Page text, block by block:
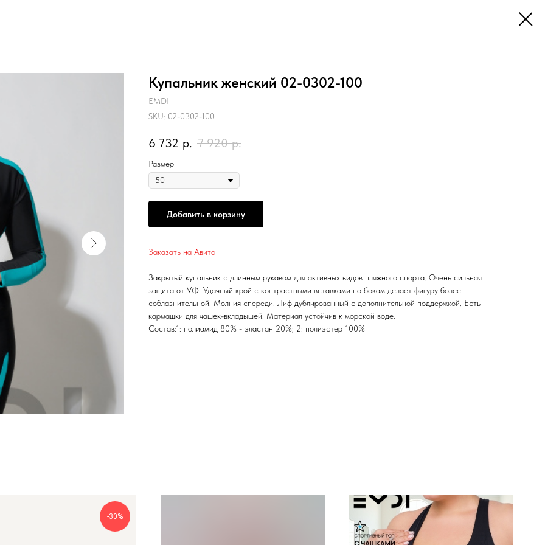
Купальник женский 02-0302-100
EMDI
SKU: 02-0302-100
6 732 р. 7 920 р.
Размер
Добавить в корзину
Заказать на Авито
Закрытый купальник с длинным рукавом для активных видов пляжного спорта. Очень сильная
защита от УФ. Удачный крой с контрастными вставками по бокам делает фигуру более
соблазнительной. Молния спереди. Лиф дублированный с дополнительной поддержкой. Есть
кармашки для чашек-вкладышей. Материал устойчив к морской воде.
Состав:1: полиамид 80% - эластан 20%; 2: полиэстер 100%
-30%